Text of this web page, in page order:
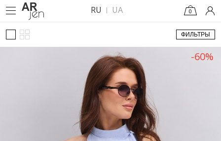
RU UA 0
ФИЛЬТРЫ
-60%